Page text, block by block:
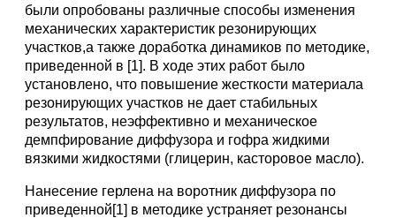
были опробованы различные способы изменения
механических характеристик резонирующих
участков,а также доработка динамиков по методике,
приведенной в [1]. В ходе этих работ было
установлено, что повышение жесткости материала
резонирующих участков не дает стабильных
результатов, неэффективно и механическое
демпфирование диффузора и гофра жидкими
вязкими жидкостями (глицерин, касторовое масло).
Нанесение герлена на воротник диффузора по
приведенной[1] в методике устраняет резонансы